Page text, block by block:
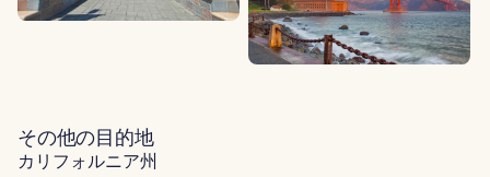
その他の目的地
カリフォルニア州